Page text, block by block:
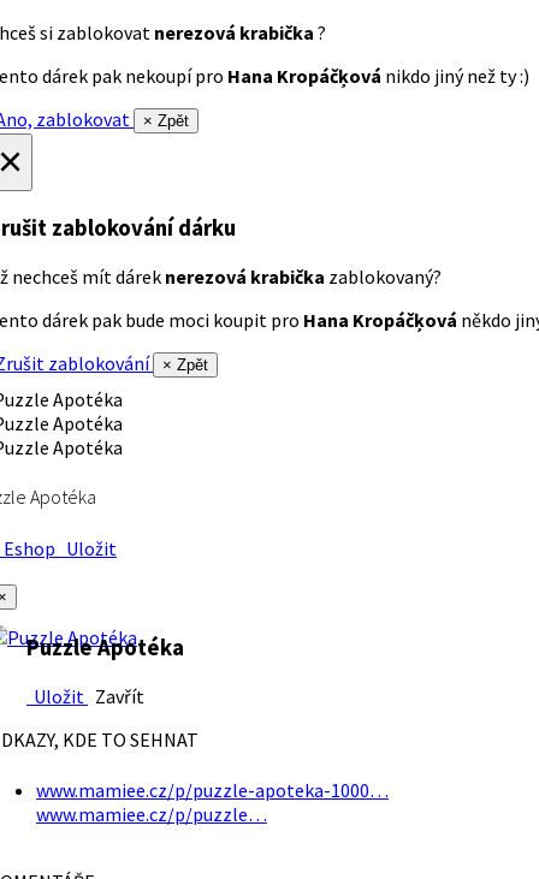
si zablokovat nerezová krabička ?
dárek pak nekoupí pro Hana Kropáčķová nikdo jiný než ty :)
zablokovat
× Zpět
zablokování dárku
nechceš mít dárek nerezová krabička zablokovaný?
dárek pak bude moci koupit pro Hana Kropáčķová někdo
zablokování
× Zpět
Apotéka
Uložit
Puzzle Apotéka
Uložit Zavřít
KDE TO SEHNAT
www.mamiee.cz/p/puzzle-apoteka-1000…
www.mamiee.cz/p/puzzle…